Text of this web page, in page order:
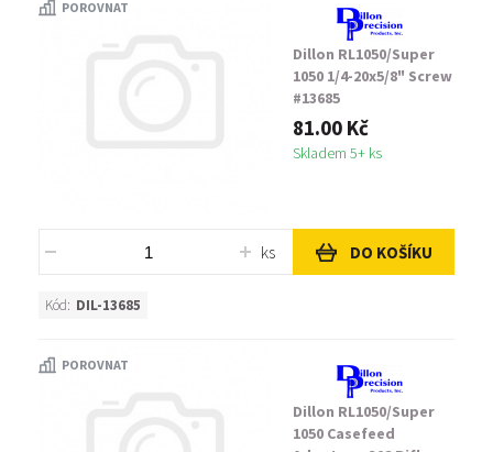
POROVNAT
Dillon RL1050/Super
1050 1/4-20x5/8" Screw
#13685
81.00 Kč
Skladem 5+ ks
ks DO KOŠÍKU
Kód: DIL-13685
POROVNAT
Dillon RL1050/Super
1050 Casefeed